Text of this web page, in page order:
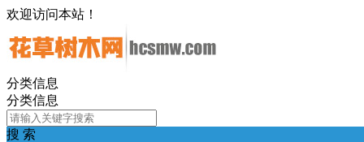
欢迎访问本站！
分类信息
分类信息
搜 索